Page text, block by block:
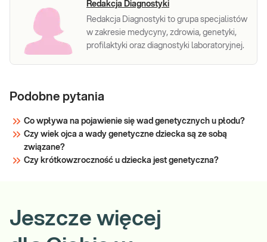
Redakcja Diagnostyki
Redakcja Diagnostyki to grupa specjalistów
w zakresie medycyny, zdrowia, genetyki,
profilaktyki oraz diagnostyki laboratoryjnej.
Podobne pytania
Co wpływa na pojawienie się wad genetycznych u płodu?
Czy wiek ojca a wady genetyczne dziecka są ze sobą
związane?
Czy krótkowzroczność u dziecka jest genetyczna?
Jeszcze więcej